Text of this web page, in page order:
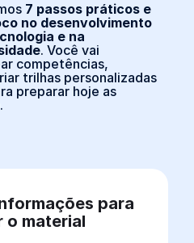
7 passos práticos e
no desenvolvimento
e na
. Você vai
competências,
trilhas personalizadas
preparar hoje as
para
o material